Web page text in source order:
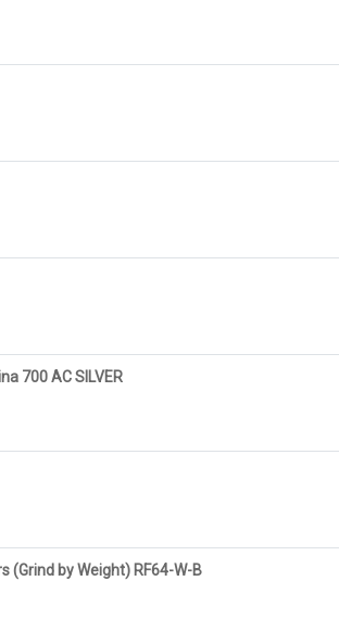
700 AC SILVER
(Grind by Weight) RF64-W-B